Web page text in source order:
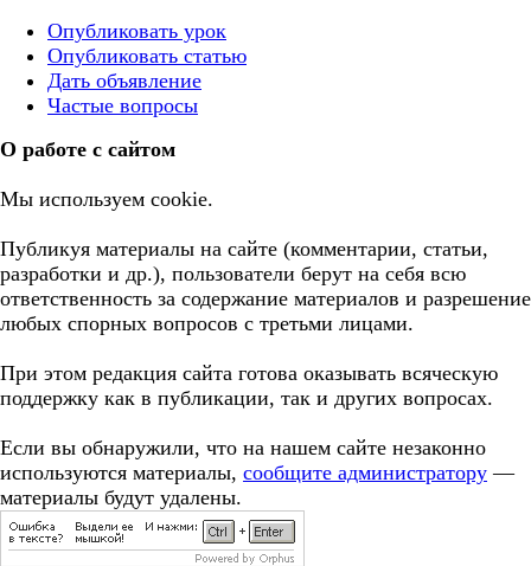
Опубликовать урок
Опубликовать статью
Дать объявление
Частые вопросы
О работе с сайтом
Мы используем cookie.
Публикуя материалы на сайте (комментарии, статьи,
разработки и др.), пользователи берут на себя всю
ответственность за содержание материалов и разрешение
любых спорных вопросов с третьми лицами.
При этом редакция сайта готова оказывать всяческую
поддержку как в публикации, так и других вопросах.
Если вы обнаружили, что на нашем сайте незаконно
используются материалы, сообщите администратору —
материалы будут удалены.